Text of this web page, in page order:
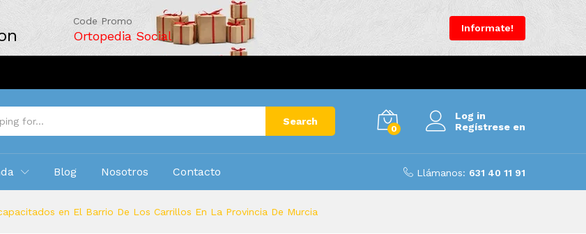
Code Promo
Ortopedia Social
Informate!
Search
0
Log in
Regístrese en
Blog Nosotros Contacto Llámanos: 631 40 11 91
en El Barrio De Los Carrillos En La Provincia De Murcia